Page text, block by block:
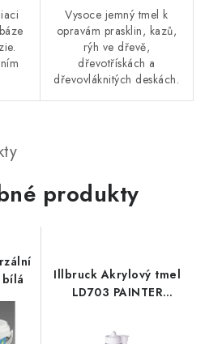
Vysoce jemný tmel k
opravám prasklin, kazů,
rýh ve dřevě,
dřevotřískách a
dřevovláknitých deskách.
produkty
Illbruck Akrylový tmel
LD703 PAINTER